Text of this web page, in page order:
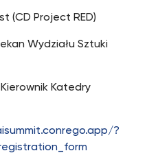
(CD Project RED)
Wydziału Sztuki
Katedry
?